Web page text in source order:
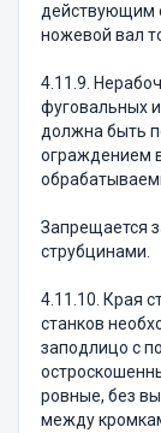
действующим
ножевой вал
4.11.9.
фуговальных
должна быть
ограждением
Запрещается
струбцинами.
4.11.10. Края
станков
заподлицо с
ровные, без
между